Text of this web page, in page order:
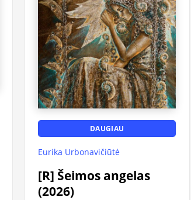
DAUGIAU
Eurika Urbonavičiūtė
[R] Šeimos angelas
(2026)